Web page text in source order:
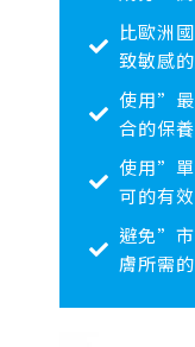
比歐洲
致敏感
使用”
合的保
使用”
可的有
避免”
膚所需